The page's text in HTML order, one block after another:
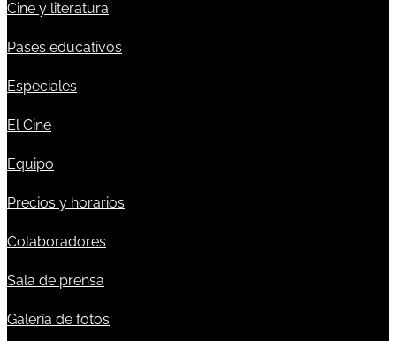
Cine y literatura
Pases educativos
Especiales
El Cine
Equipo
Precios y horarios
Colaboradores
Sala de prensa
Galería de fotos